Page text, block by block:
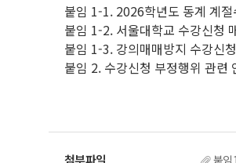
붙임 1-1. 2026학년도 동계 계
붙임 1-2. 서울대학교 수강신청
붙임 1-3. 강의매매방지 수강신
붙임 2. 수강신청 부정행위 관련